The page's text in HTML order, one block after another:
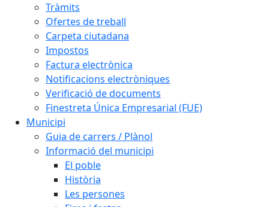
Tràmits
Ofertes de treball
Carpeta ciutadana
Impostos
Factura electrònica
Notificacions electròniques
Verificació de documents
Finestreta Única Empresarial (FUE)
Municipi
Guia de carrers / Plànol
Informació del municipi
El poble
Història
Les persones